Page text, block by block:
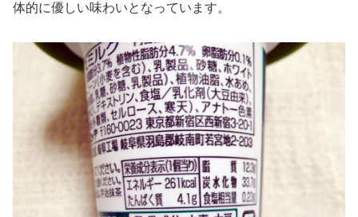
体的に優しい味わいとなっています。